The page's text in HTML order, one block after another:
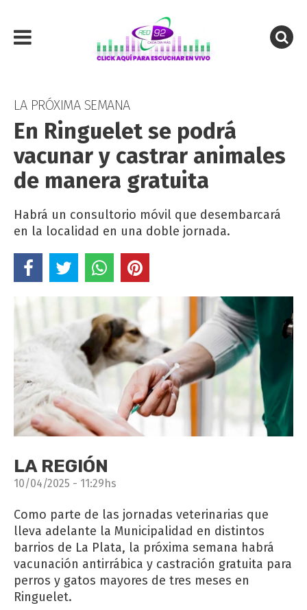
LA PRÓXIMA SEMANA
En Ringuelet se podrá
vacunar y castrar animales
de manera gratuita
Habrá un consultorio móvil que desembarcará
en la localidad en una doble jornada.
LA REGIÓN
10/04/2025 - 11:29hs
Como parte de las jornadas veterinarias que
lleva adelante la Municipalidad en distintos
barrios de La Plata, la próxima semana habrá
vacunación antirrábica y castración gratuita para
perros y gatos mayores de tres meses en
Ringuelet.